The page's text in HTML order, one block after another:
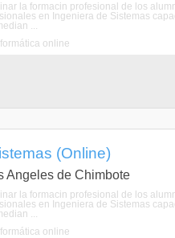
la formacin profesional de los
en Ingeniera de Sistemas
...
online
(Online)
Angeles de Chimbote
la formacin profesional de los
en Ingeniera de Sistemas
...
online